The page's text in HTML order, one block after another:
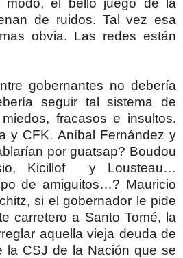
modo, el bello juego de la
de ruidos. Tal vez esa
obvia. Las redes están
gobernantes no debería
seguir tal sistema de
fracasos e insultos.
y CFK. Aníbal Fernández y
por guatsap? Boudou
Kicillof y Lousteau…
de amiguitos…? Mauricio
si el gobernador le pide
carretero a Santo Tomé, la
aquella vieja deuda de
la CSJ de la Nación que se